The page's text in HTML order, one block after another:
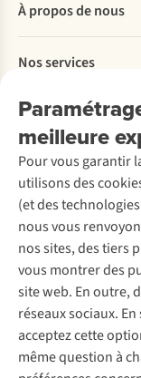
meilleure
Pour vous garantir
utilisons des
(et des
nous vous
nos sites, des tiers
vous montrer des
site web. En outre,
réseaux sociaux.
acceptez cette
même question à
Commander
Payer
Livraison
Rétractation d'une
Entretien &
Garantie
Contactez-nous
À propos de nous
Explore More
À propos d’Ayacucho
Nos magasins
À propos
Déclaration
Nos services
Location / Location
Entretien de ski
Service de lavage
Entretien de
Réparation de
Réparation de
Retouches
Pour les entreprises
Découvrez
A.S.Magazine
Explore Camp
Gear Check
Expertise & conseils
Abonnez-vous à la